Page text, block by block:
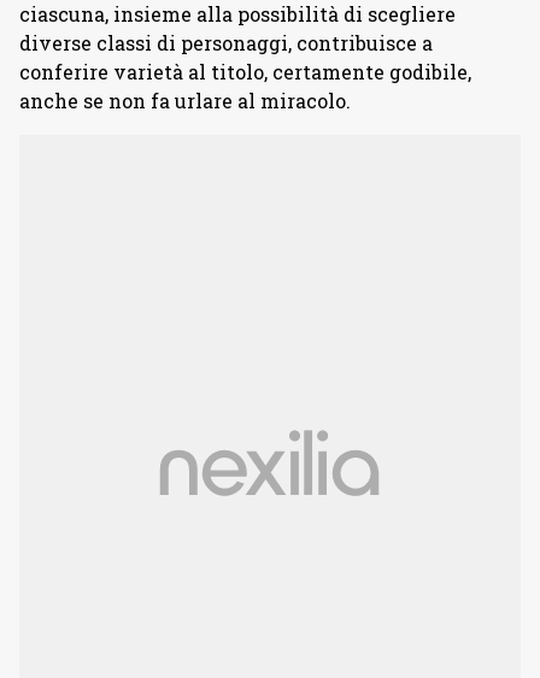
ciascuna, insieme alla possibilità di scegliere
diverse classi di personaggi, contribuisce a
conferire varietà al titolo, certamente godibile,
anche se non fa urlare al miracolo.